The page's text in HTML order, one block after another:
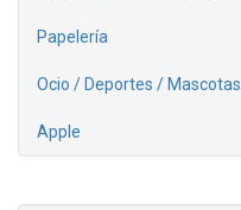
Papelería
Ocio / Deportes / Mascotas
Apple